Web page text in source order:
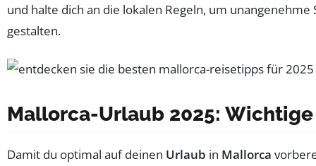
und halte dich an die lokalen Regeln, um
gestalten.
Mallorca-Urlaub 2025:
Damit du optimal auf deinen Urlaub in Mallorca